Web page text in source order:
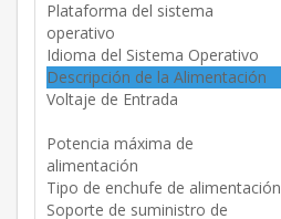
Plataforma del sistema
operativo
Idioma del Sistema Operativo
Descripción de la Alimentación
Voltaje de Entrada
Potencia máxima de
alimentación
Tipo de enchufe de alimentación
Soporte de suministro de